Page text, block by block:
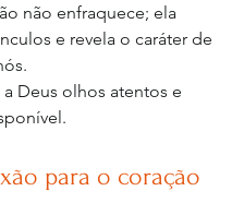
não enfraquece; ela
e revela o caráter de
Deus olhos atentos e
para o coração